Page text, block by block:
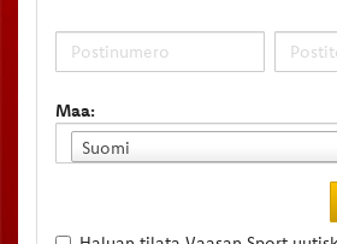
Maa:
Suomi